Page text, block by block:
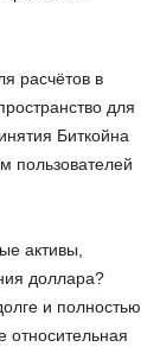
расчётов в
для
Биткойна
пользователей
активы,
доллара?
и полностью
относительная